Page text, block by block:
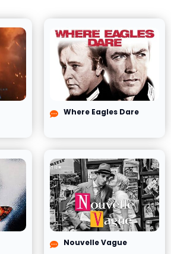
Where Eagles Dare
Nouvelle Vague